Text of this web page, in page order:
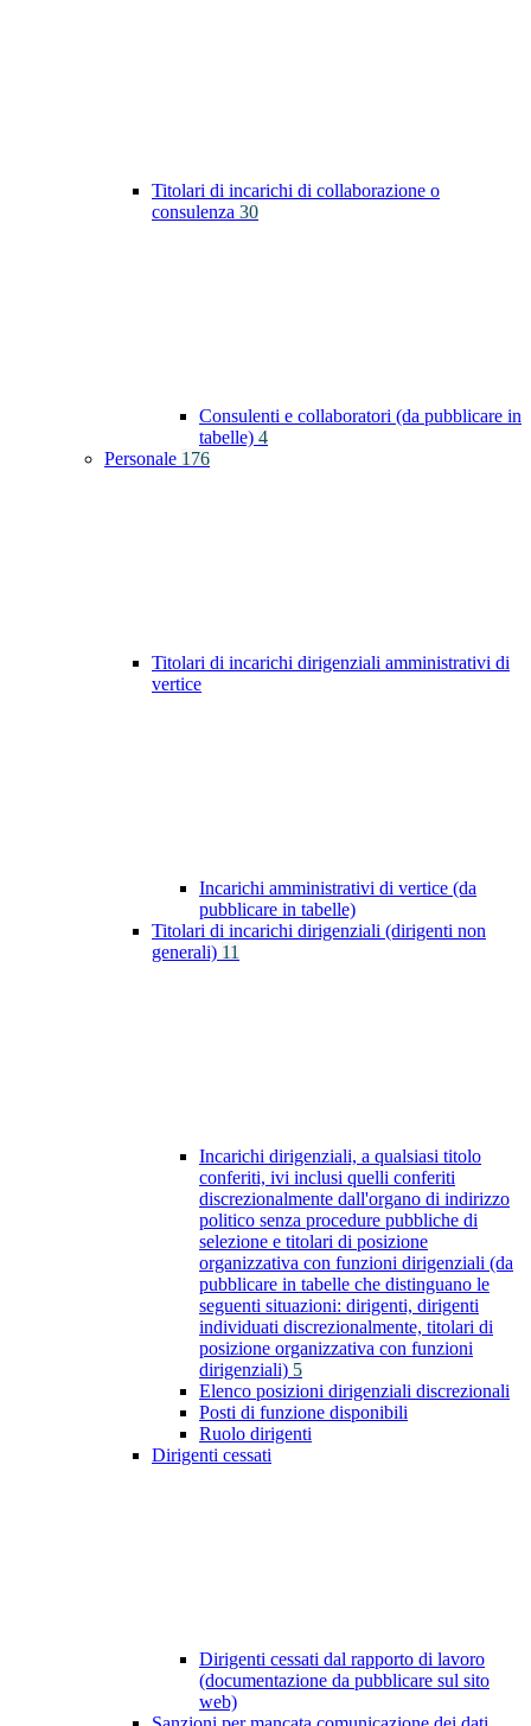
Titolari di incarichi di collaborazione o
consulenza 30
Consulenti e collaboratori (da pubblicare in
tabelle) 4
Personale 176
Titolari di incarichi dirigenziali amministrativi di
vertice
Incarichi amministrativi di vertice (da
pubblicare in tabelle)
Titolari di incarichi dirigenziali (dirigenti non
generali) 11
Incarichi dirigenziali, a qualsiasi titolo
conferiti, ivi inclusi quelli conferiti
discrezionalmente dall'organo di indirizzo
politico senza procedure pubbliche di
selezione e titolari di posizione
organizzativa con funzioni dirigenziali (da
pubblicare in tabelle che distinguano le
seguenti situazioni: dirigenti, dirigenti
individuati discrezionalmente, titolari di
posizione organizzativa con funzioni
dirigenziali) 5
Elenco posizioni dirigenziali discrezionali
Posti di funzione disponibili
Ruolo dirigenti
Dirigenti cessati
Dirigenti cessati dal rapporto di lavoro
(documentazione da pubblicare sul sito
web)